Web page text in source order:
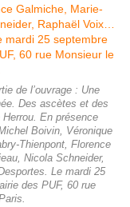
de l’ouvrage : Une
Des ascètes et des
Herrou. En présence
Boivin, Véronique
Thienpont, Florence
Nicola Schneider,
Le mardi 25
des PUF, 60 rue